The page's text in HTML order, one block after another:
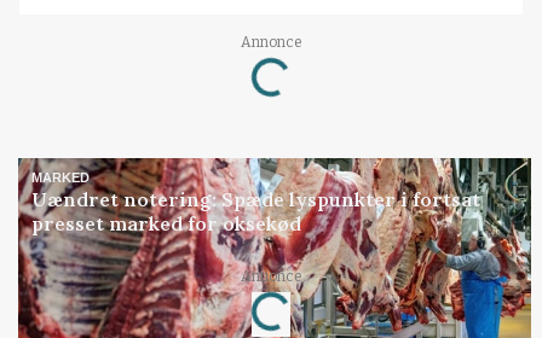
Annonce
Loading...
MARKED
Uændret notering: Spæde lyspunkter i fortsat
presset marked for oksekød
Annonce
Loading...